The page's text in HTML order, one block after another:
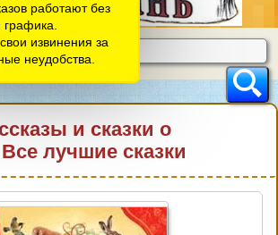
и сказки о
лучшие сказки
работают без
извинения за
неудобства.